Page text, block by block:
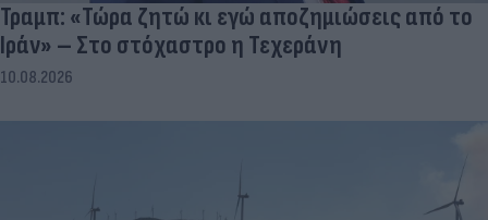
Τραμπ: «Τώρα ζητώ κι εγώ αποζημιώσεις από το
Ιράν» – Στο στόχαστρο η Τεχεράνη
10.08.2026